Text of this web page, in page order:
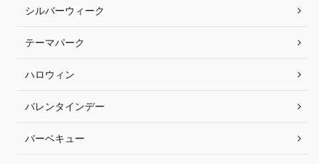
シルバーウィーク
テーマパーク
ハロウィン
バレンタインデー
バーベキュー